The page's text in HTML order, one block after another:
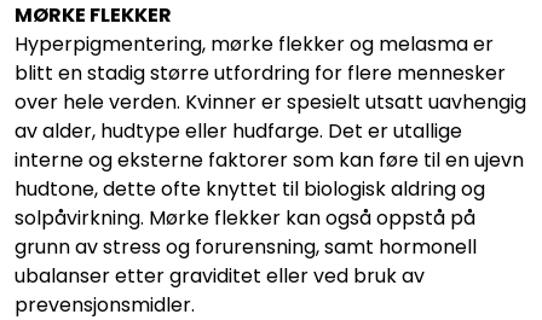
MØRKE FLEKKER
Hyperpigmentering, mørke flekker og melasma er
blitt en stadig større utfordring for flere mennesker
over hele verden. Kvinner er spesielt utsatt uavhengig
av alder, hudtype eller hudfarge. Det er utallige
interne og eksterne faktorer som kan føre til en ujevn
hudtone, dette ofte knyttet til biologisk aldring og
solpåvirkning. Mørke flekker kan også oppstå på
grunn av stress og forurensning, samt hormonell
ubalanser etter graviditet eller ved bruk av
prevensjonsmidler.